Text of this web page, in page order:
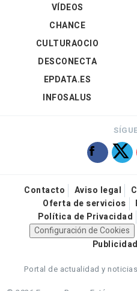
VÍDEOS
CHANCE
CULTURAOCIO
DESCONECTA
EPDATA.ES
INFOSALUS
Contacto Aviso legal
Oferta de servicios
Política de Privacidad
Configuración de Cookies
Portal de actualidad y